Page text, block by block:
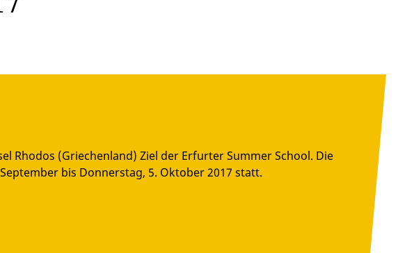
Rhodos (Griechenland) Ziel der Erfurter Summer School. Die
bis Donnerstag, 5. Oktober 2017 statt.